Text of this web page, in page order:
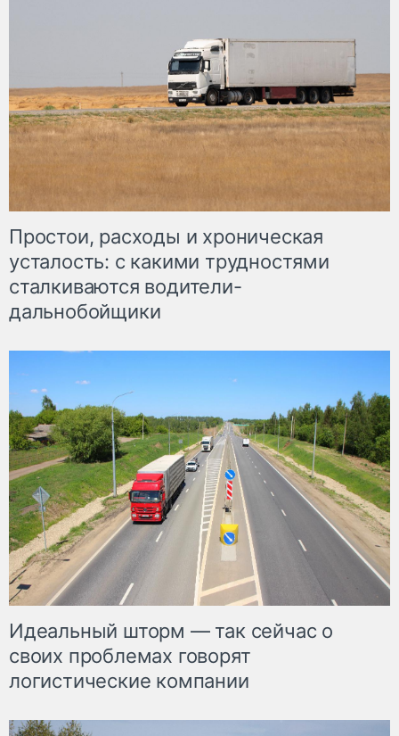
Простои, расходы и хроническая
усталость: с какими трудностями
сталкиваются водители-
дальнобойщики
Идеальный шторм — так сейчас о
своих проблемах говорят
логистические компании